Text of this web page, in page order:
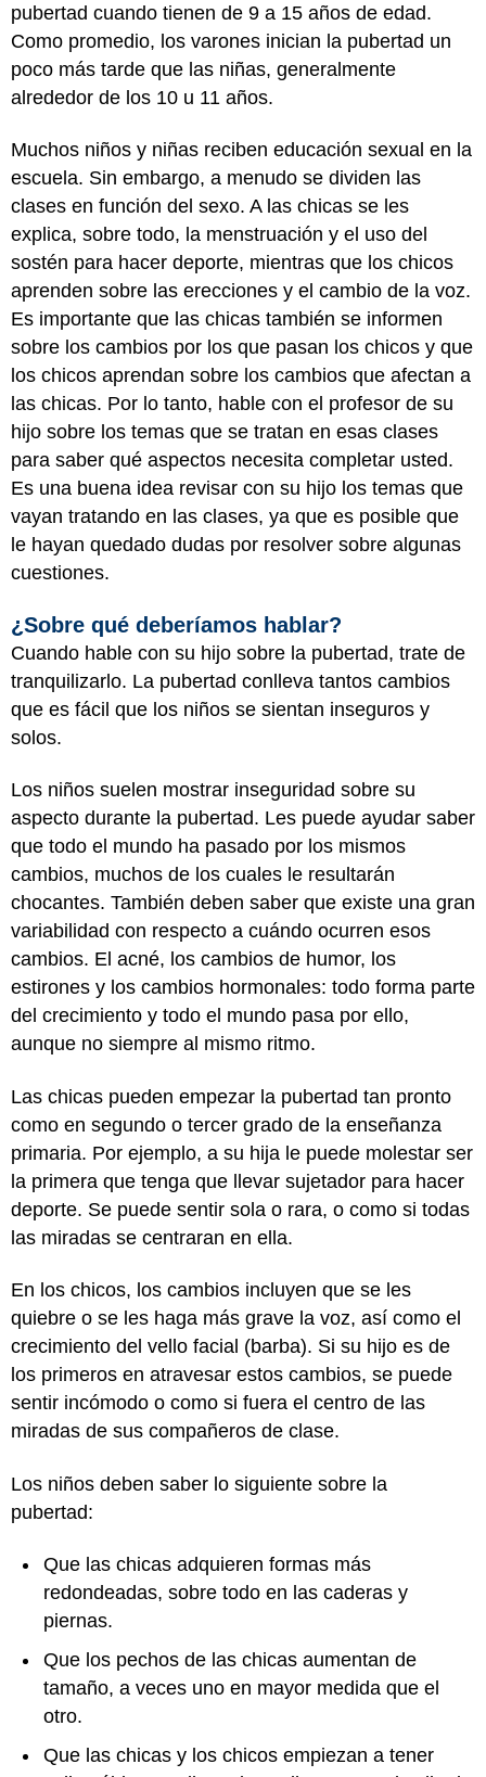
pubertad cuando tienen de 9 a 15 años de edad.
Como promedio, los varones inician la pubertad un
poco más tarde que las niñas, generalmente
alrededor de los 10 u 11 años.
Muchos niños y niñas reciben educación sexual en la
escuela. Sin embargo, a menudo se dividen las
clases en función del sexo. A las chicas se les
explica, sobre todo, la menstruación y el uso del
sostén para hacer deporte, mientras que los chicos
aprenden sobre las erecciones y el cambio de la voz.
Es importante que las chicas también se informen
sobre los cambios por los que pasan los chicos y que
los chicos aprendan sobre los cambios que afectan a
las chicas. Por lo tanto, hable con el profesor de su
hijo sobre los temas que se tratan en esas clases
para saber qué aspectos necesita completar usted.
Es una buena idea revisar con su hijo los temas que
vayan tratando en las clases, ya que es posible que
le hayan quedado dudas por resolver sobre algunas
cuestiones.
¿Sobre qué deberíamos hablar?
Cuando hable con su hijo sobre la pubertad, trate de
tranquilizarlo. La pubertad conlleva tantos cambios
que es fácil que los niños se sientan inseguros y
solos.
Los niños suelen mostrar inseguridad sobre su
aspecto durante la pubertad. Les puede ayudar saber
que todo el mundo ha pasado por los mismos
cambios, muchos de los cuales le resultarán
chocantes. También deben saber que existe una gran
variabilidad con respecto a cuándo ocurren esos
cambios. El acné, los cambios de humor, los
estirones y los cambios hormonales: todo forma parte
del crecimiento y todo el mundo pasa por ello,
aunque no siempre al mismo ritmo.
Las chicas pueden empezar la pubertad tan pronto
como en segundo o tercer grado de la enseñanza
primaria. Por ejemplo, a su hija le puede molestar ser
la primera que tenga que llevar sujetador para hacer
deporte. Se puede sentir sola o rara, o como si todas
las miradas se centraran en ella.
En los chicos, los cambios incluyen que se les
quiebre o se les haga más grave la voz, así como el
crecimiento del vello facial (barba). Si su hijo es de
los primeros en atravesar estos cambios, se puede
sentir incómodo o como si fuera el centro de las
miradas de sus compañeros de clase.
Los niños deben saber lo siguiente sobre la
pubertad:
Que las chicas adquieren formas más
redondeadas, sobre todo en las caderas y
piernas.
Que los pechos de las chicas aumentan de
tamaño, a veces uno en mayor medida que el
otro.
Que las chicas y los chicos empiezan a tener